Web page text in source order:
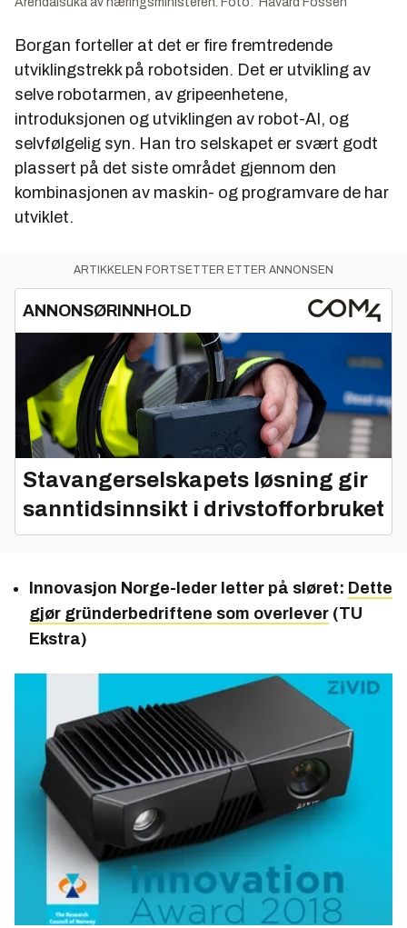
Borgan forteller at det er fire fremtredende
utviklingstrekk på robotsiden. Det er utvikling av
selve robotarmen, av gripeenhetene,
introduksjonen og utviklingen av robot-AI, og
selvfølgelig syn. Han tro selskapet er svært godt
plassert på det siste området gjennom den
kombinasjonen av maskin- og programvare de har
utviklet.
ARTIKKELEN FORTSETTER ETTER ANNONSEN
ANNONSØRINNHOLD
Stavangerselskapets løsning gir
sanntidsinnsikt i drivstofforbruket
Innovasjon Norge-leder letter på sløret: Dette
gjør gründerbedriftene som overlever (TU
Ekstra)